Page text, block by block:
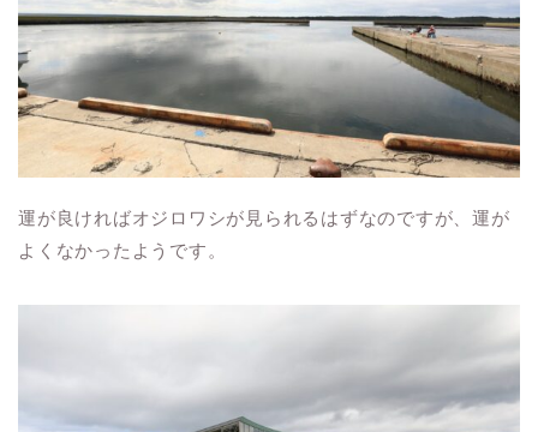
運が良ければオジロワシが見られるはずなのですが、運が
よくなかったようです。